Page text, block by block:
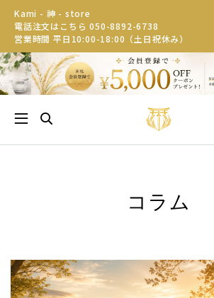
Kami - 神 - store
電話注文はこちら 050-8892-6738
営業時間 平日10:00-18:00（土日祝休み）
コラム